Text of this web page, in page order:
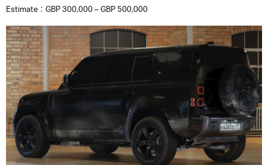
Estimate：GBP 300,000 – GBP 500,000